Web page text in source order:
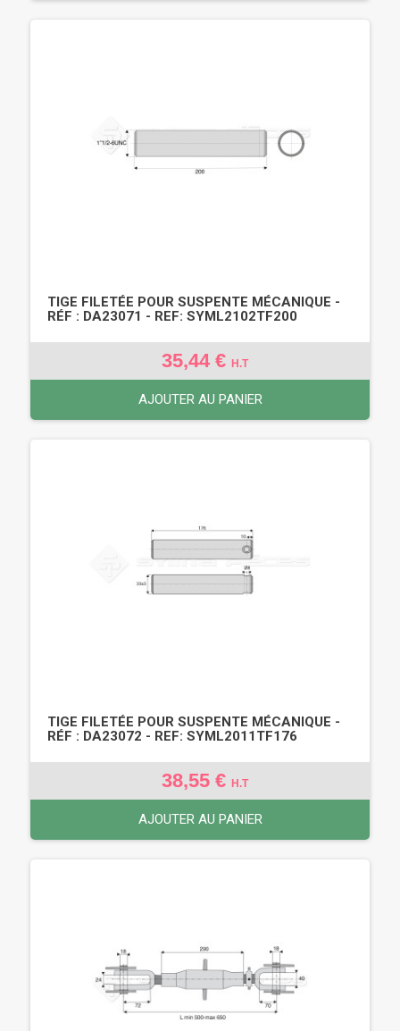
TIGE FILETÉE POUR SUSPENTE MÉCANIQUE -
RÉF : DA23071 - REF: SYML2102TF200
35,44 € H.T
AJOUTER AU PANIER
TIGE FILETÉE POUR SUSPENTE MÉCANIQUE -
RÉF : DA23072 - REF: SYML2011TF176
38,55 € H.T
AJOUTER AU PANIER